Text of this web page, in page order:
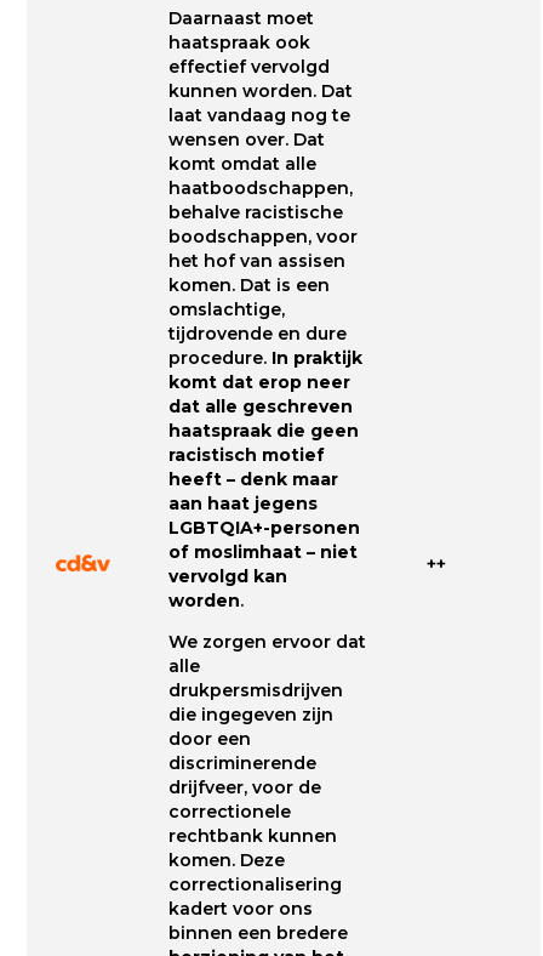
Daarnaast moet
haatspraak ook
effectief vervolgd
kunnen worden. Dat
laat vandaag nog te
wensen over. Dat
komt omdat alle
haatboodschappen,
behalve racistische
boodschappen, voor
het hof van assisen
komen. Dat is een
omslachtige,
tijdrovende en dure
procedure. In praktijk
komt dat erop neer
dat alle geschreven
haatspraak die geen
racistisch motief
heeft – denk maar
aan haat jegens
LGBTQIA+-personen
of moslimhaat – niet
vervolgd kan
worden.
We zorgen ervoor dat
alle
drukpersmisdrijven
die ingegeven zijn
door een
discriminerende
drijfveer, voor de
correctionele
rechtbank kunnen
komen. Deze
correctionalisering
kadert voor ons
binnen een bredere
++